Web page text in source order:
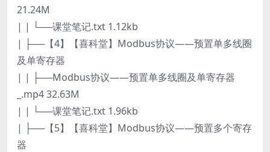
21.24M
| | └──课堂笔记.txt 1.12kb
| ├──【4】【喜科堂】Modbus协议——预置单多线圈
及单寄存器
| | ├──Modbus协议——预置单多线圈及单寄存器
_.mp4 32.63M
| | └──课堂笔记.txt 1.96kb
| ├──【5】【喜科堂】Modbus协议——预置多个寄存
器